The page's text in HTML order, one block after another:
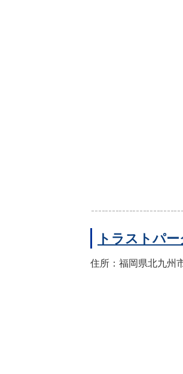
トラストパ
住所：福岡県北九州